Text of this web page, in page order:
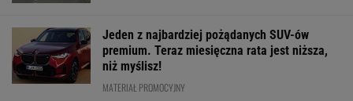
Jeden z najbardziej pożądanych SUV-ów
premium. Teraz miesięczna rata jest niższa,
niż myślisz!
MATERIAŁ PROMOCYJNY